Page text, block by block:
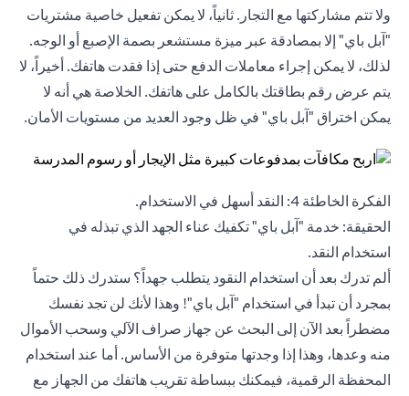
ولا تتم مشاركتها مع التجار. ثانياً، لا يمكن تفعيل خاصية مشتريات
"آبل باي" إلا بمصادقة عبر ميزة مستشعر بصمة الإصبع أو الوجه.
لذلك، لا يمكن إجراء معاملات الدفع حتى إذا فقدت هاتفك. أخيراً، لا
يتم عرض رقم بطاقتك بالكامل على هاتفك. الخلاصة هي أنه لا
يمكن اختراق "آبل باي" في ظل وجود العديد من مستويات الأمان.
الفكرة الخاطئة 4: النقد أسهل في الاستخدام.
الحقيقة: خدمة "آبل باي" تكفيك عناء الجهد الذي تبذله في
استخدام النقد.
ألم تدرك بعد أن استخدام النقود يتطلب جهداً؟ ستدرك ذلك حتماً
بمجرد أن تبدأ في استخدام "آبل باي"! وهذا لأنك لن تجد نفسك
مضطراً بعد الآن إلى البحث عن جهاز صراف الآلي وسحب الأموال
منه وعدها، وهذا إذا وجدتها متوفرة من الأساس. أما عند استخدام
المحفظة الرقمية، فيمكنك ببساطة تقريب هاتفك من الجهاز مع